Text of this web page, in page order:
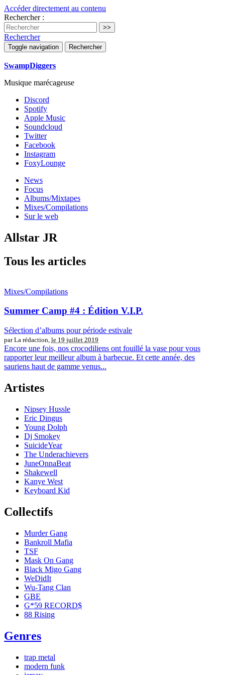
Accéder directement au contenu
Rechercher :
Rechercher
Toggle navigation Rechercher
SwampDiggers
Musique marécageuse
Discord
Spotify
Apple Music
Soundcloud
Twitter
Facebook
Instagram
FoxyLounge
News
Focus
Albums/Mixtapes
Mixes/Compilations
Sur le web
Allstar JR
Tous les articles
Mixes/Compilations
Summer Camp #4 : Édition V.I.P.
Sélection d’albums pour période estivale
par La rédaction, le 19 juillet 2019
Encore une fois, nos crocodiliens ont fouillé la vase pour vous
rapporter leur meilleur album à barbecue. Et cette année, des
sauriens haut de gamme venus...
Artistes
Nipsey Hussle
Eric Dingus
Young Dolph
Dj Smokey
SuicideYear
The Underachievers
JuneOnnaBeat
Shakewell
Kanye West
Keyboard Kid
Collectifs
Murder Gang
Bankroll Mafia
TSF
Mask On Gang
Black Migo Gang
WeDidIt
Wu-Tang Clan
GBE
G*59 RECORD$
88 Rising
Genres
trap metal
modern funk